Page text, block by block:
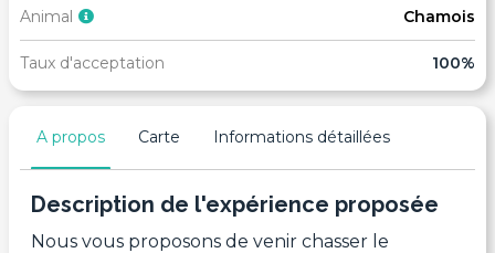
Animal Chamois
Taux d'acceptation 100%
A propos Carte Informations détaillées
Description de l'expérience proposée
Nous vous proposons de venir chasser le